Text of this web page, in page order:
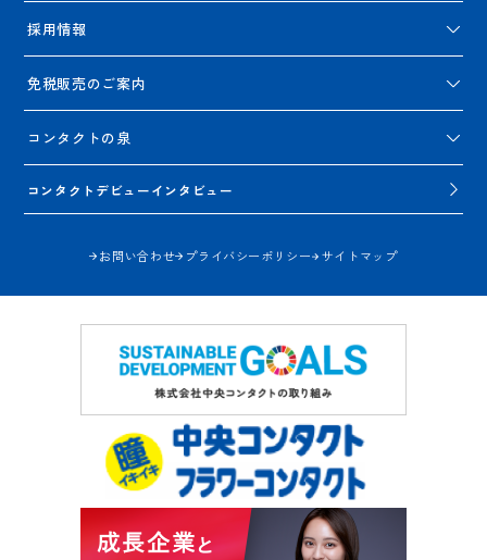
採用情報
免税販売のご案内
コンタクトの泉
コンタクトデビューインタビュー
お問い合わせ プライバシーポリシー サイトマップ